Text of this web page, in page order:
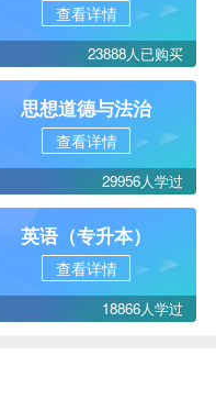
查看详情
23888人已购买
思想道德与法治
查看详情
29956人学过
英语（专升本）
查看详情
18866人学过